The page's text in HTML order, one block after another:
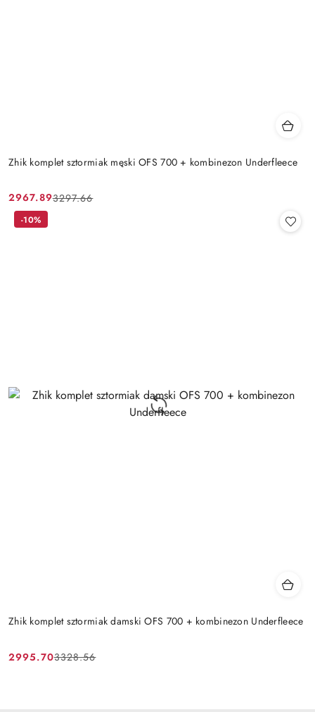
Zhik komplet sztormiak męski OFS 700 + kombinezon Underfleece
Cena
promocyjna:
2967.89
Cena
przed
3297.66
Zhik komplet sztormiak damski OFS 700 + kombinezon Underfleece
Cena
2995.70
Cena
3328.56
-10%